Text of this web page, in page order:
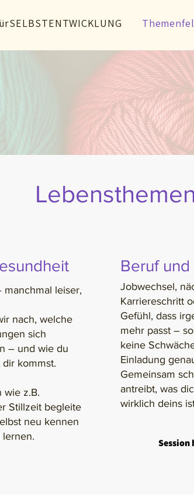
manchmal leiser,
nach, welche
sich
– und wie du
kommst.
wie z.B.
Stillzeit begleite
neu kennen
Beruf
Jobwechsel,
Karriereschritt
Gefühl, dass
mehr passt –
keine
Einladung
Gemeinsam
antreibt, was
wirklich deins
Session